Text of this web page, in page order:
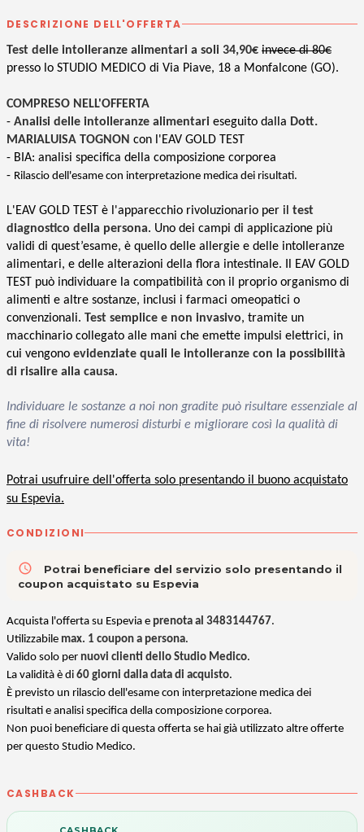
DESCRIZIONE DELL'OFFERTA
Test delle intolleranze alimentari a soli 34,90€ invece di 80€
presso lo STUDIO MEDICO di Via Piave, 18 a Monfalcone (GO).
COMPRESO NELL'OFFERTA
- Analisi delle intolleranze alimentari eseguito dalla Dott.
MARIALUISA TOGNON con l'EAV GOLD TEST
- BIA: analisi specifica della composizione corporea
- Rilascio dell'esame con interpretazione medica dei risultati.
L'EAV GOLD TEST è l'apparecchio rivoluzionario per il test
diagnostico della persona. Uno dei campi di applicazione più
validi di quest’esame, è quello delle allergie e delle intolleranze
alimentari, e delle alterazioni della flora intestinale. Il EAV GOLD
TEST può individuare la compatibilità con il proprio organismo di
alimenti e altre sostanze, inclusi i farmaci omeopatici o
convenzionali. Test semplice e non invasivo, tramite un
macchinario collegato alle mani che emette impulsi elettrici, in
cui vengono evidenziate quali le intolleranze con la possibilità
di risalire alla causa.
Individuare le sostanze a noi non gradite può risultare essenziale al
fine di risolvere numerosi disturbi e migliorare così la qualità di
vita!
Potrai usufruire dell'offerta solo presentando il buono acquistato
su Espevia.
CONDIZIONI
access_time
Potrai beneficiare del servizio solo presentando il
coupon acquistato su Espevia
Acquista l'offerta su Espevia e prenota al 3483144767.
Utilizzabile max. 1 coupon a persona.
Valido solo per nuovi clienti dello Studio Medico.
La validità è di 60 giorni dalla data di acquisto.
È previsto un rilascio dell'esame con interpretazione medica dei
risultati e analisi specifica della composizione corporea.
Non puoi beneficiare di questa offerta se hai già utilizzato altre offerte
per questo Studio Medico.
CASHBACK